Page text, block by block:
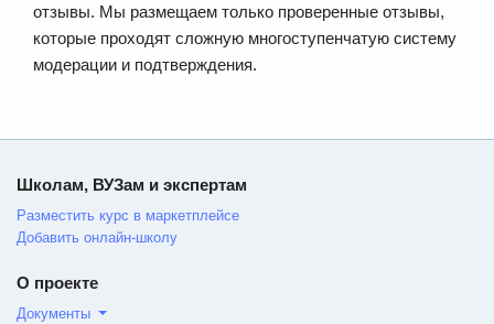
отзывы. Мы размещаем только проверенные отзывы,
которые проходят сложную многоступенчатую систему
модерации и подтверждения.
Школам, ВУЗам и экспертам
Разместить курс в маркетплейсе
Добавить онлайн-школу
О проекте
Документы